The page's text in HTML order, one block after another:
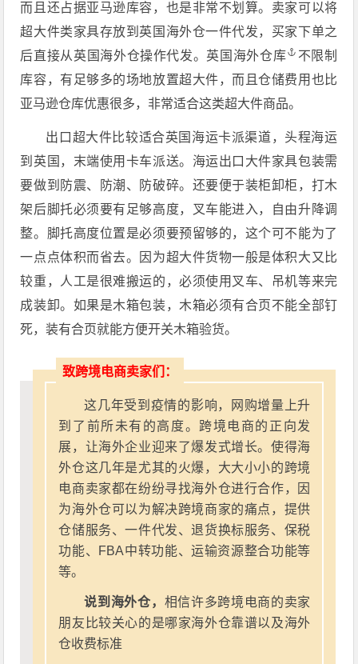
而且还占据亚马逊库容，也是非常不划算。卖家可以将
超大件类家具存放到英国海外仓一件代发，买家下单之
后直接从英国海外仓操作代发。 英国海外仓库
不限制
库容，有足够多的场地放置超大件，而且仓储费用也比
亚马逊仓库优惠很多，非常适合这类超大件商品。
出口超大件比较适合英国海运卡派渠道，头程海运
到英国，末端使用卡车派送。海运出口大件家具包装需
要做到防震、防潮、防破碎。还要便于装柜卸柜，打木
架后脚托必须要有足够高度，叉车能进入，自由升降调
整。脚托高度位置是必须要预留够的，这个可不能为了
一点点体积而省去。因为超大件货物一般是体积大又比
较重，人工是很难搬运的，必须使用叉车、吊机等来完
成装卸。如果是木箱包装，木箱必须有合页不能全部钉
死，装有合页就能方便开关木箱验货。
致跨境电商卖家们：
这几年受到疫情的影响，网购增量上升
到了前所未有的高度。跨境电商的正向发
展，让海外企业迎来了爆发式增长。使得海
外仓这几年是尤其的火爆，大大小小的跨境
电商卖家都在纷纷寻找海外仓进行合作，因
为海外仓可以为解决跨境商家的痛点，提供
仓储服务、一件代发、退货换标服务、保税
功能、FBA中转功能、运输资源整合功能等
等。
说到海外仓， 相信许多跨境电商的卖家
朋友比较关心的是哪家海外仓靠谱以及海外
仓收费标准